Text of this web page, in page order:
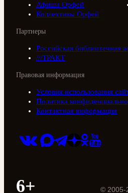
Афиша Орфей
Коллективы Орфей
Партнеры
Российская библиотечная
///ТРАКТ
Правовая информация
Условия использования
Политика
Контактная информация
6+ © 2005-